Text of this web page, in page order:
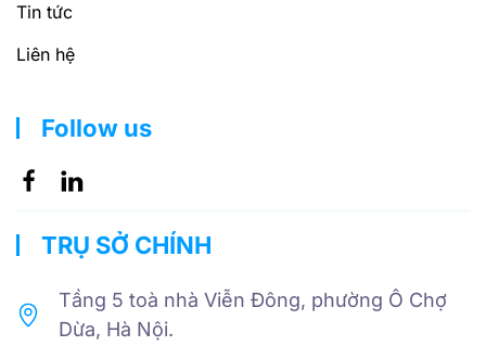
Tin tức
Liên hệ
Follow us
TRỤ SỞ CHÍNH
Tầng 5 toà nhà Viễn Đông, phường Ô Chợ
Dừa, Hà Nội.